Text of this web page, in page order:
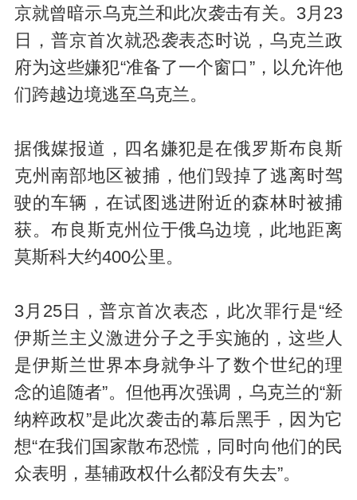
京就曾暗示乌克兰和此次袭击有关。3月23
日，普京首次就恐袭表态时说，乌克兰政
府为这些嫌犯“准备了一个窗口”，以允许他
们跨越边境逃至乌克兰。
据俄媒报道，四名嫌犯是在俄罗斯布良斯
克州南部地区被捕，他们毁掉了逃离时驾
驶的车辆，在试图逃进附近的森林时被捕
获。布良斯克州位于俄乌边境，此地距离
莫斯科大约400公里。
3月25日，普京首次表态，此次罪行是“经
伊斯兰主义激进分子之手实施的，这些人
是伊斯兰世界本身就争斗了数个世纪的理
念的追随者”。但他再次强调，乌克兰的“新
纳粹政权”是此次袭击的幕后黑手，因为它
想“在我们国家散布恐慌，同时向他们的民
众表明，基辅政权什么都没有失去”。